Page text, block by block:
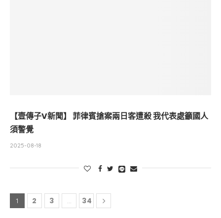
【壹傳子V新聞】 菲律賓搶案兩日客遭殺 我代表處籲國人
須警覺
2025-08-18
1 2 3 ... 34